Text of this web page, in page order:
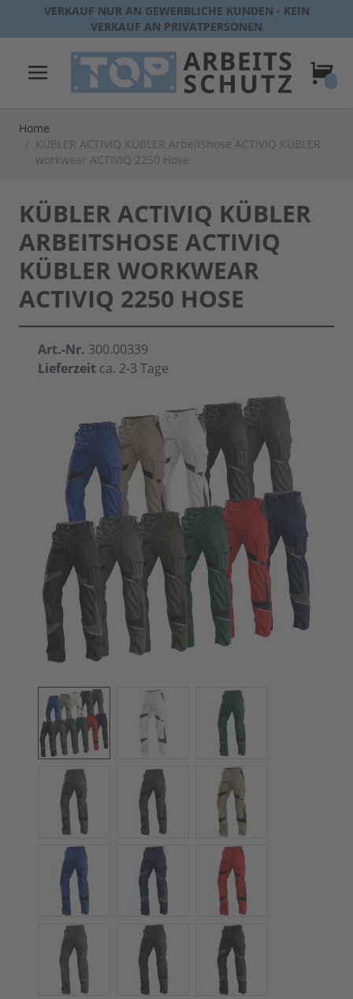
Direkt zum Inhalt
VERKAUF NUR AN GEWERBLICHE KUNDEN - KEIN
VERKAUF AN PRIVATPERSONEN
Home
/ KÜBLER ACTIVIQ KÜBLER Arbeitshose ACTIVIQ KÜBLER
workwear ACTIVIQ 2250 Hose
KÜBLER ACTIVIQ KÜBLER
ARBEITSHOSE ACTIVIQ
KÜBLER WORKWEAR
ACTIVIQ 2250 HOSE
Art.-Nr. 300.00339
Lieferzeit ca. 2-3 Tage